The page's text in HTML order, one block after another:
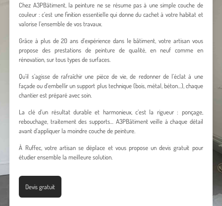
Chez A3PBâtiment, la peinture ne se résume pas à une simple couche de
couleur : c’est une finition essentielle qui donne du cachet à votre habitat et
valorise l’ensemble de vos travaux.
Grâce à plus de 20 ans d’expérience dans le bâtiment, votre artisan vous
propose des prestations de peinture de qualité, en neuf comme en
rénovation, sur tous types de surfaces.
Qu’il s’agisse de rafraîchir une pièce de vie, de redonner de l’éclat à une
façade ou d’embellir un support plus technique (bois, métal, béton…), chaque
chantier est préparé avec soin.
La clé d’un résultat durable et harmonieux, c’est la rigueur : ponçage,
rebouchage, traitement des supports… A3PBâtiment veille à chaque détail
avant d’appliquer la moindre couche de peinture.
À Ruffec, votre artisan se déplace et vous propose un devis gratuit pour
étudier ensemble la meilleure solution.
Devis gratuit